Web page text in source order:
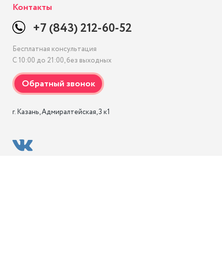
Контакты
+7 (843) 212-60-52
Бесплатная консультация
С 10:00 до 21:00, без выходных
г. Казань, Адмиралтейская, 3 к1